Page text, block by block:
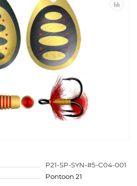
P21-SP-SYN-#5-C04-001
Pontoon 21